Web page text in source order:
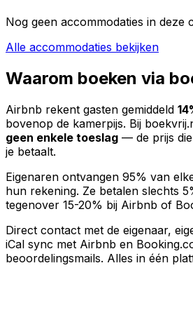
Nog geen accommodaties in deze
Alle accommodaties bekijken
Waarom boeken via
Airbnb rekent gasten gemiddeld
bovenop de kamerpijs. Bij
geen enkele toeslag — de prijs
je betaalt.
Eigenaren ontvangen 95% van
hun rekening. Ze betalen slechts
tegenover 15-20% bij Airbnb of
Direct contact met de eigenaar,
iCal sync met Airbnb en
beoordelingsmails. Alles in één